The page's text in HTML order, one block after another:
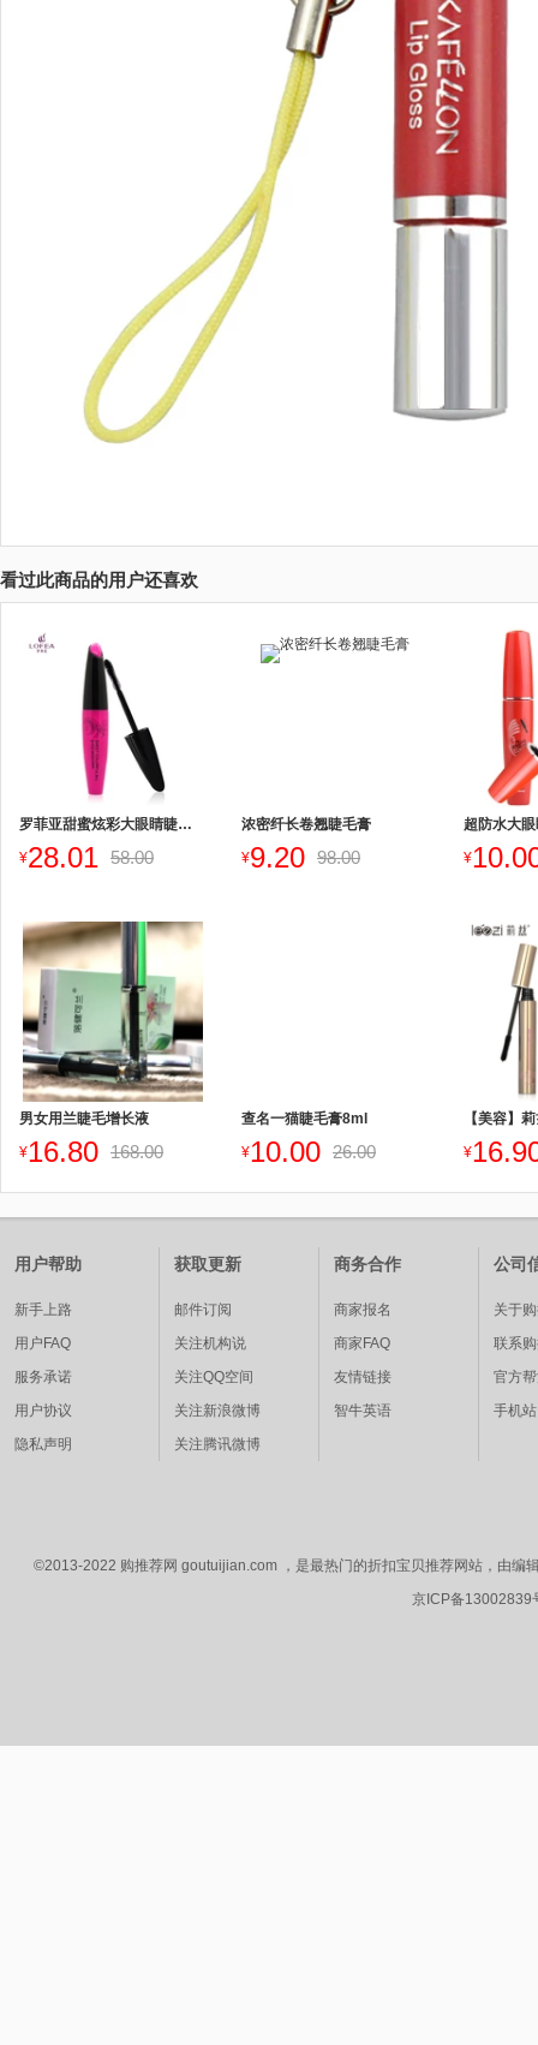
看过此商品的用户还喜欢
罗菲亚甜蜜炫彩大眼睛睫毛膏
¥28.01 58.00
浓密纤长卷翘睫毛膏
¥9.20 98.00
超防水大
¥
男女用兰睫毛增长液
¥16.80 168.00
查名一猫睫毛膏8ml
¥10.00 26.00 ¥
用户帮助
新手上路
用户FAQ
服务承诺
用户协议
隐私声明
获取更新
邮件订阅
关注机构说
关注QQ空间
关注新浪微博
关注腾讯微博
商务合作
商家报名
商家FAQ
友情链接
智牛英语
公司
关于
联系
官方
手机站
©2013-2022 购推荐网 goutuijian.com ，是最热门的折扣宝贝推荐网站，由编
京ICP备